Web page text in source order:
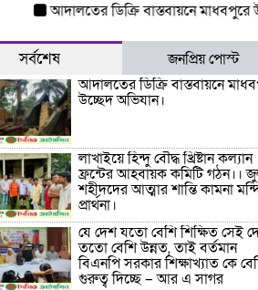
আদালতের ডিক্রি বাস্তবায়নে মাধবপুরে উচ্ছেদ
সর্বশেষ
জনপ্রিয় পোস্ট
আদালতের ডিক্রি বাস্তবায়নে
উচ্ছেদ অভিযান।
লাখাইয়ে হিন্দু বৌদ্ধ খ্রিষ্টান কল্যান
ফ্রন্টের আহবায়ক কমিটি গঠন।।
শহীদদের আত্মার শান্তি কামনা
প্রার্থনা।
যে দেশ যতো বেশি শিক্ষিত সেই
ততো বেশি উন্নত, তাই বর্তমান
বিএনপি সরকার শিক্ষাখ্যাত কে
গুরুত্ব দিচ্ছে – আর এ সাগর